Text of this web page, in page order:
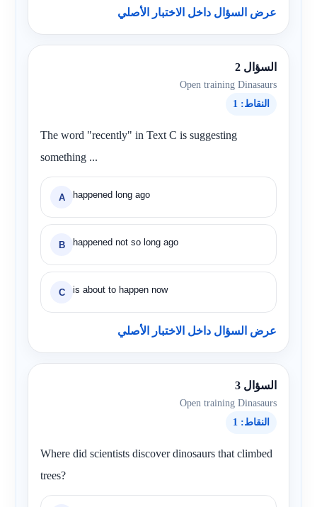
عرض السؤال داخل الاختبار الأصلي
السؤال 2
Open training Dinasaurs
النقاط: 1
The word "recently" in Text C is suggesting
something ...
A happened long ago
B happened not so long ago
C is about to happen now
عرض السؤال داخل الاختبار الأصلي
السؤال 3
Open training Dinasaurs
النقاط: 1
Where did scientists discover dinosaurs that climbed
trees?